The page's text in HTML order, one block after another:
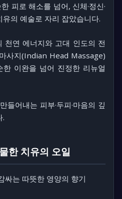
피로 해소를 넘어, 신체·정신·
의 예술로 자리 잡았습니다.
천연 에너지와 고대 인도의 전
사지(Indian Head Massage)
한 이완을 넘어 진정한 리뉴얼
들어내는 피부·두피·마음의 깊
.
한 치유의 오일
는 따뜻한 영양의 향기